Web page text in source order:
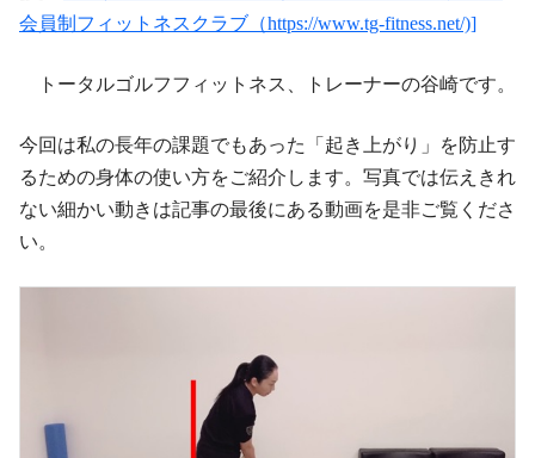
会員制フィットネスクラブ（https://www.tg-fitness.net/)]
トータルゴルフフィットネス、トレーナーの谷崎です。
今回は私の長年の課題でもあった「起き上がり」を防止す
るための身体の使い方をご紹介します。写真では伝えきれ
ない細かい動きは記事の最後にある動画を是非ご覧くださ
い。